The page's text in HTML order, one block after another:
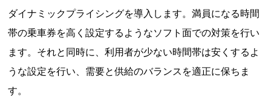
ダイナミックプライシングを導入します。満員になる時間
帯の乗車券を高く設定するようなソフト面での対策を行い
ます。それと同時に、利用者が少ない時間帯は安くするよ
うな設定を行い、需要と供給のバランスを適正に保ちま
す。